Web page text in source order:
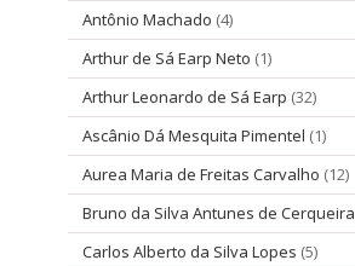
Antônio Machado (4)
Arthur de Sá Earp Neto (1)
Arthur Leonardo de Sá Earp (32)
Ascânio Dá Mesquita Pimentel (1)
Aurea Maria de Freitas Carvalho (12)
Bruno da Silva Antunes de Cerqueira
Carlos Alberto da Silva Lopes (5)